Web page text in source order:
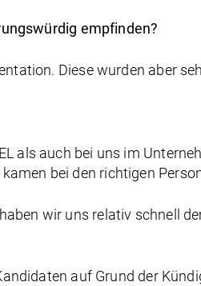
empfinden?
Diese wurden aber
als auch bei uns im
bei den richtigen
wir uns relativ schnell
auf Grund der